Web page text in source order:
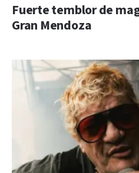
Fuerte temblor de
Gran Mendoza